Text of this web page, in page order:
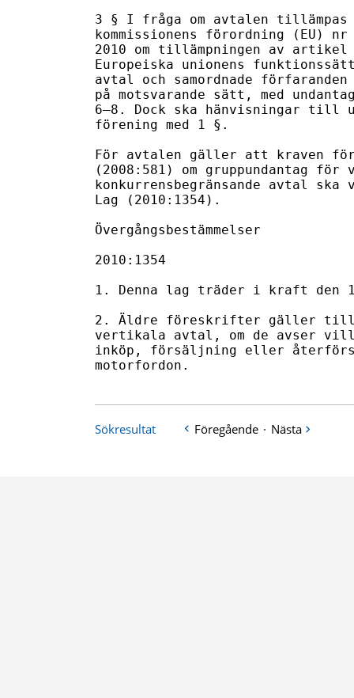
3 § I fråga om avtalen tillämpas
kommissionens förordning (EU) nr
2010 om tillämpningen av
Europeiska unionens
avtal och samordnade
på motsvarande sätt, med
6–8. Dock ska hänvisningar till
förening med 1 §.
För avtalen gäller att kraven
(2008:581) om gruppundantag
konkurrensbegränsande avtal
Lag (2010:1354).
Övergångsbestämmelser
2010:1354
1. Denna lag träder i kraft den
2. Äldre föreskrifter gäller till
vertikala avtal, om de avser
inköp, försäljning eller
motorfordon.
Sökresultat Föregående · Nästa